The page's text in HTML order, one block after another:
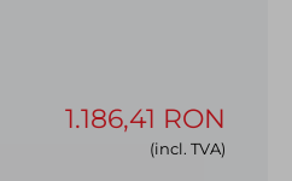
1.186,41 RON
(incl. TVA)